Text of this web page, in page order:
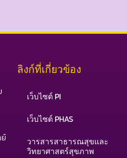
ลิงก์ที่เกี่ยวข้อง
เว็บไซต์ PI
เว็บไซต์ PHAS
วารสารสาธารณสุขและ
วิทยาศาสตร์สุขภาพ